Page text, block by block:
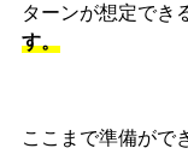
ターンが想定でき
す。
ここまで準備がで